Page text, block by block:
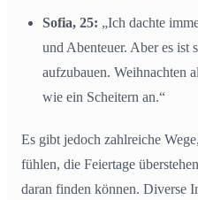
Sofia, 25: „Ich dachte
und Abenteuer. Aber es ist
aufzubauen. Weihnachten
wie ein Scheitern an.“
Es gibt jedoch zahlreiche
fühlen, die Feiertage
daran finden können. Diverse